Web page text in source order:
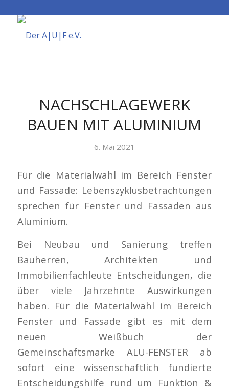
NACHSCHLAGEWERK
BAUEN MIT ALUMINIUM
6. Mai 2021
Für die Materialwahl im Bereich Fenster
und Fassade: Lebenszyklusbetrachtungen
sprechen für Fenster und Fassaden aus
Aluminium.
Bei Neubau und Sanierung treffen
Bauherren, Architekten und
Immobilienfachleute Entscheidungen, die
über viele Jahrzehnte Auswirkungen
haben. Für die Materialwahl im Bereich
Fenster und Fassade gibt es mit dem
neuen Weißbuch der
Gemeinschaftsmarke ALU-FENSTER ab
sofort eine wissenschaftlich fundierte
Entscheidungshilfe rund um Funktion &